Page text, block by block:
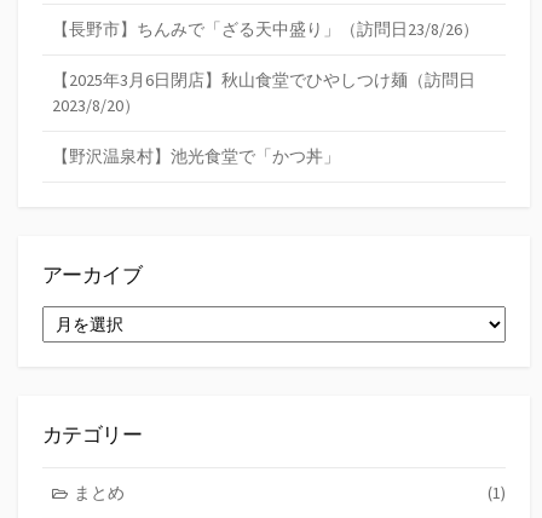
【長野市】ちんみで「ざる天中盛り」（訪問日23/8/26）
【2025年3月6日閉店】秋山食堂でひやしつけ麺（訪問日
2023/8/20）
【野沢温泉村】池光食堂で「かつ丼」
アーカイブ
ー
カテゴリー
まとめ (1)